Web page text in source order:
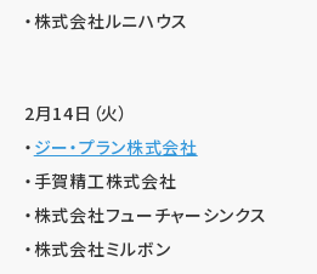
・株式会社ルニハウス
2月14日（火）
・ ジー・プラン株式会社
・手賀精工株式会社
・株式会社フューチャーシンクス
・株式会社ミルボン